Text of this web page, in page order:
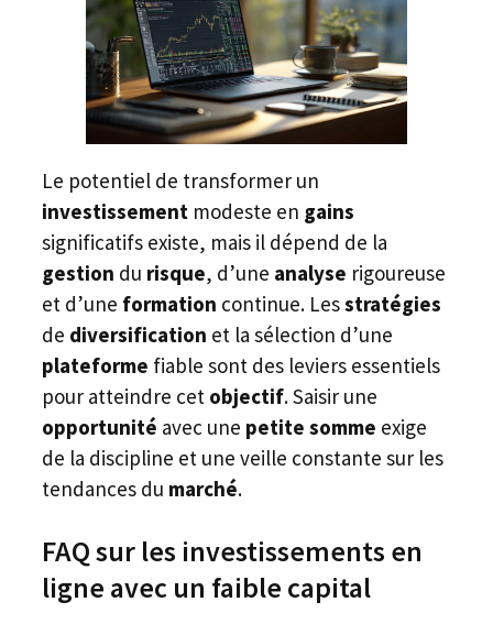
Le potentiel de transformer un
investissement modeste en gains
significatifs existe, mais il dépend de la
gestion du risque, d’une analyse rigoureuse
et d’une formation continue. Lesstratégies
de diversification et la sélection d’une
plateforme fiable sont des leviers essentiels
pour atteindre cet objectif. Saisir une
opportunité avec une petite somme exige
de la discipline et une veille constante sur les
tendances du marché.
FAQ sur les investissements en
ligne avec un faible capital